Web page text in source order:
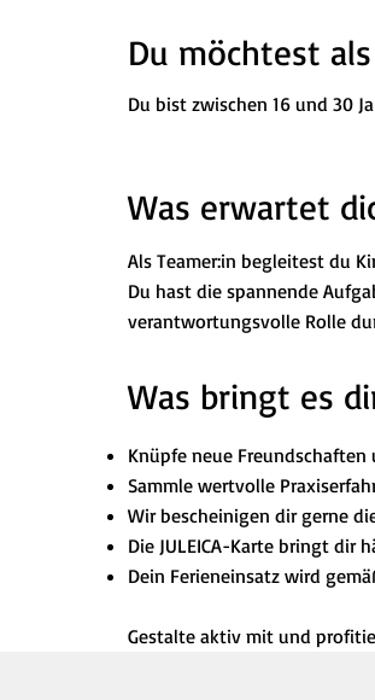
Du möchtest
Du bist zwischen 16 und 30
Was erwartet
Als Teamer:in begleitest du
Du hast die spannende
verantwortungsvolle Rolle
Was bringt es
Knüpfe neue
Sammle wertvolle
Wir bescheinigen dir gerne
Die JULEICA-Karte bringt dir
Dein Ferieneinsatz wird
Gestalte aktiv mit und